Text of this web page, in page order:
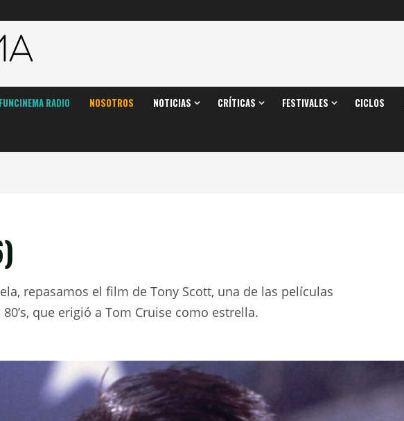
FUNCINEMA RADIO NOSOTROS NOTICIAS CRÍTICAS FESTIVALES CICLOS
repasamos el film de Tony Scott, una de las películas
que erigió a Tom Cruise como estrella.